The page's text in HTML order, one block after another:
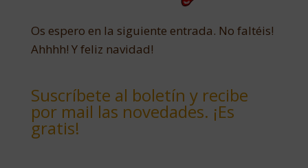
Os espero en la siguiente entrada. No faltéis!
Ahhhh! Y feliz navidad!
Suscríbete al boletín y recibe
por mail las novedades. ¡Es
gratis!